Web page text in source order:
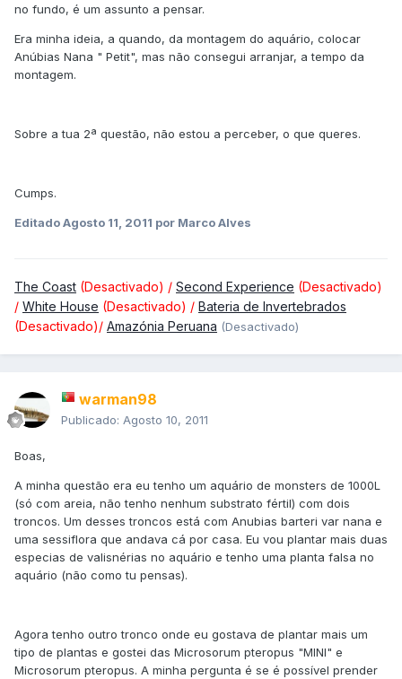
no fundo, é um assunto a pensar.
Era minha ideia, a quando, da montagem do aquário, colocar
Anúbias Nana " Petit", mas não consegui arranjar, a tempo da
montagem.
Sobre a tua 2ª questão, não estou a perceber, o que queres.
Cumps.
EditadoAgosto 11, 2011 por Marco Alves
The Coast (Desactivado) / Second Experience (Desactivado)
/ White House (Desactivado) / Bateria de Invertebrados
(Desactivado)/ Amazónia Peruana (Desactivado)
warman98
Publicado: Agosto 10, 2011
Boas,
A minha questão era eu tenho um aquário de monsters de 1000L
(só com areia, não tenho nenhum substrato fértil) com dois
troncos. Um desses troncos está com Anubias barteri var nana e
uma sessiflora que andava cá por casa. Eu vou plantar mais duas
especias de valisnérias no aquário e tenho uma planta falsa no
aquário (não como tu pensas).
Agora tenho outro tronco onde eu gostava de plantar mais um
tipo de plantas e gostei das Microsorum pteropus "MINI" e
Microsorum pteropus. A minha pergunta é se é possível prender